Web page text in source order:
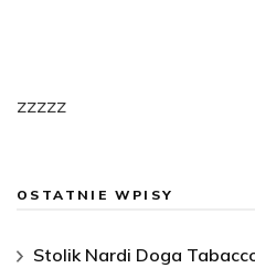
zzzzz
OSTATNIE WPISY
Stolik Nardi Doga